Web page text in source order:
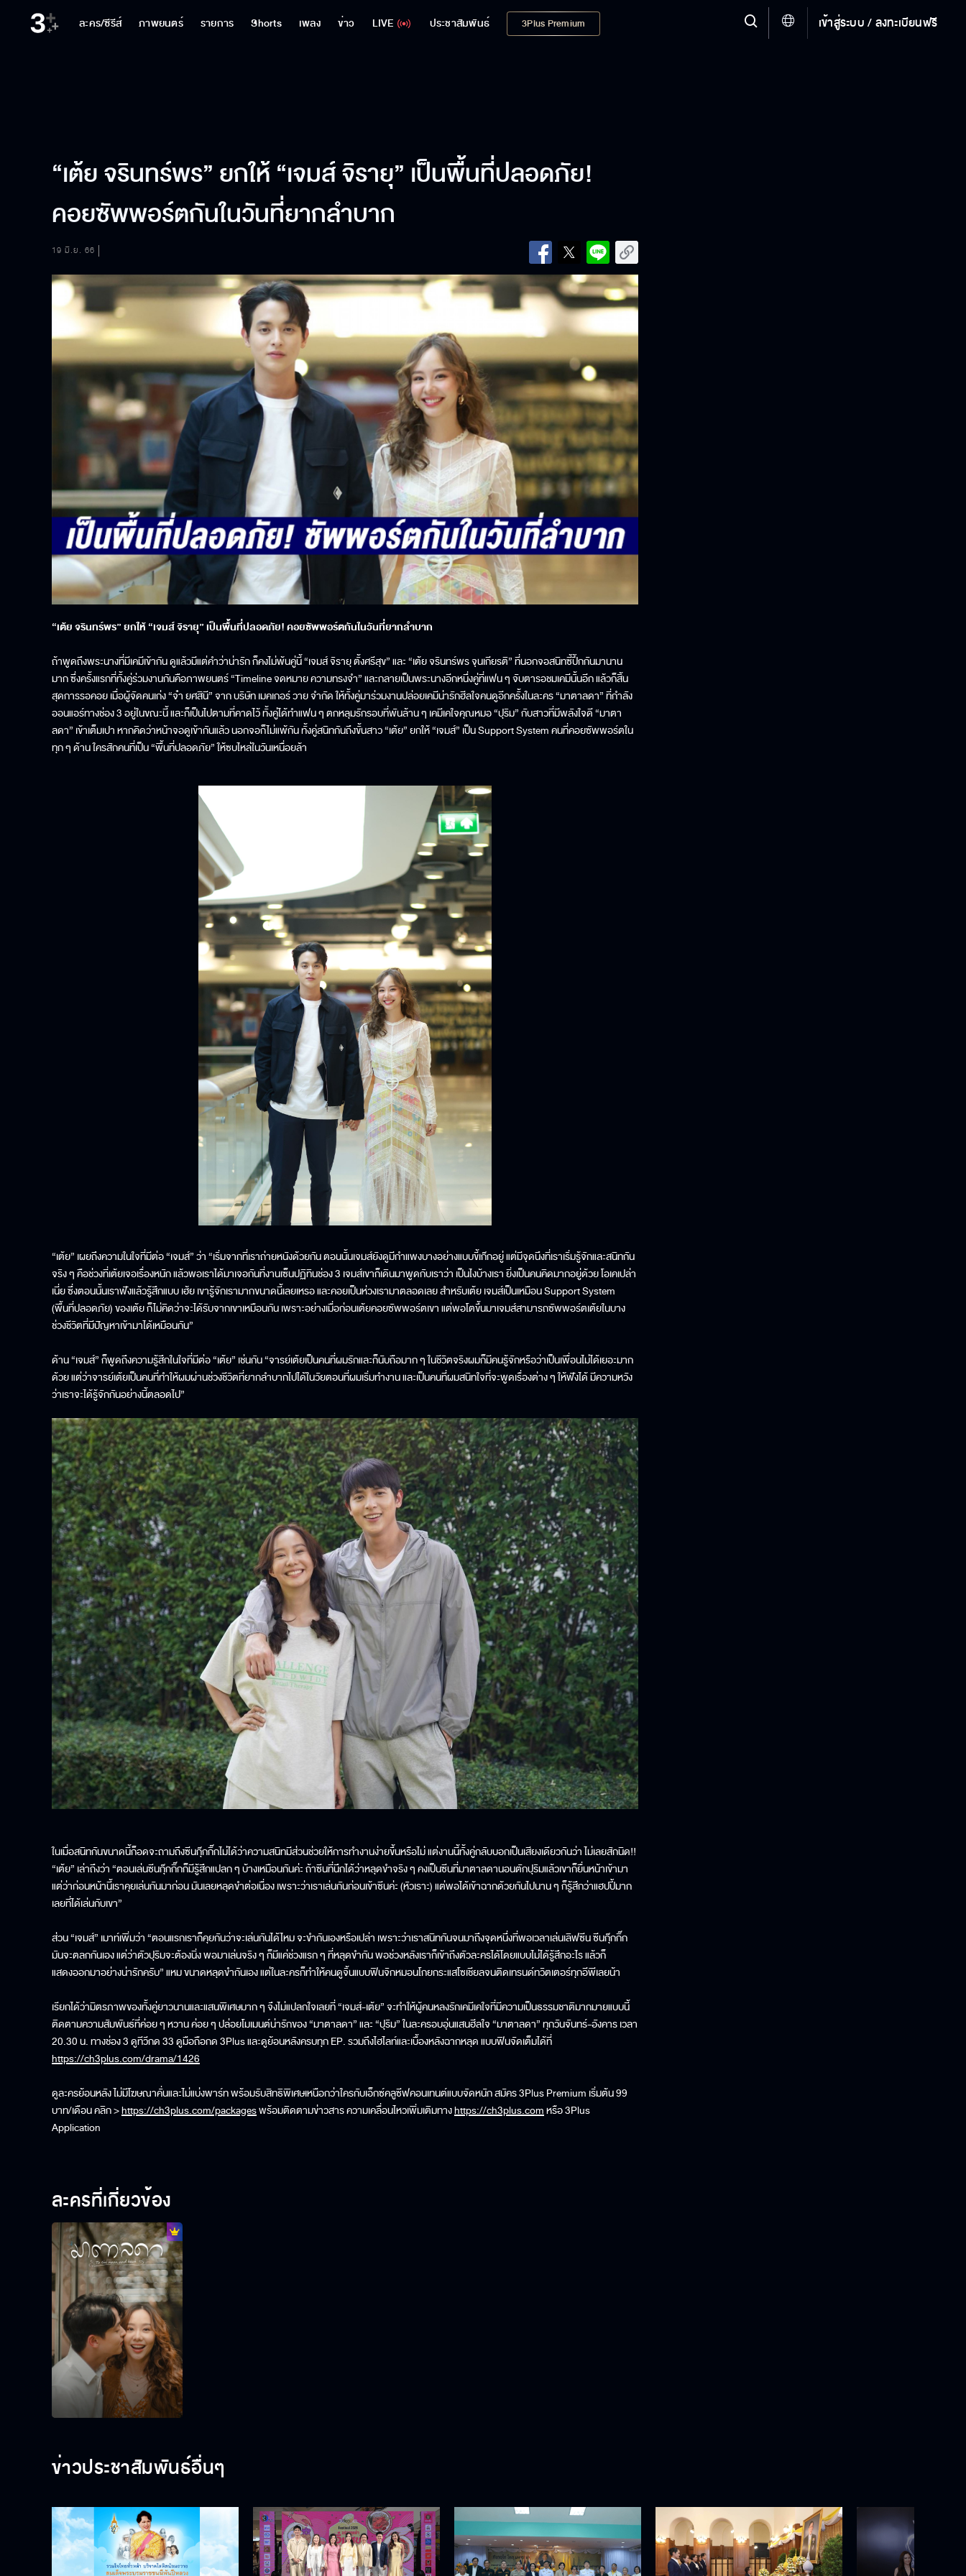
ละคร/ซีรีส์ ภาพยนตร์ รายการ Shorts เพลง ข่าว LIVE ประชาสัมพันธ์ 3Plus Premium เข้าสู่ระบบ / ลงทะเบียนฟรี
“เต้ย จรินทร์พร” ยกให้ “เจมส์ จิรายุ” เป็นพื้นที่ปลอดภัย!
คอยซัพพอร์ตกันในวันที่ยากลำบาก
19 มิ.ย. 66
“เต้ย จรินทร์พร” ยกให้ “เจมส์ จิรายุ” เป็นพื้นที่ปลอดภัย! คอยซัพพอร์ตกันในวันที่ยากลำบาก
ถ้าพูดถึงพระนางที่มีเคมีเข้ากัน ดูแล้วมีแต่คำว่าน่ารัก ก็คงไม่พ้นคู่นี้ “เจมส์ จิรายุ ตั้งศรีสุข” และ “เต้ย จรินทร์พร จุนเกียรติ” ที่นอกจอสนิทซี้ปึ้กกันมานาน
มาก ซึ่งครั้งแรกที่ทั้งคู่ร่วมงานกันคือภาพยนตร์ “Timeline จดหมาย ความทรงจำ” และกลายเป็นพระนางอีกหนึ่งคู่ที่แฟน ๆ จับตารอชมเคมีนั้นอีก แล้วก็สิ้น
สุดการรอคอย เมื่อผู้จัดคนเก่ง “จ๋า ยศสินี” จาก บริษัท เมคเกอร์ วาย จำกัด ให้ทั้งคู่มาร่วมงานปล่อยเคมีน่ารักฮีลใจคนดูอีกครั้งในละคร “มาตาลดา” ที่กำลัง
ออนแอร์ทางช่อง 3 อยู่ในขณะนี้ และก็เป็นไปตามที่คาดไว้ ทั้งคู่ได้ทำแฟน ๆ ตกหลุมรักรอบที่พันล้าน ๆ เคมีเคใจคุณหมอ “ปุริม” กับสาวที่มีพลังใจดี “มาตา
ลดา” เข้าเต็มเปา หากคิดว่าหน้าจอดูเข้ากันแล้ว นอกจอก็ไม่แพ้กัน ทั้งคู่สนิทกันถึงขั้นสาว “เต้ย” ยกให้ “เจมส์” เป็น Support System คนที่คอยซัพพอร์ตใน
ทุก ๆ ด้าน ใครสักคนที่เป็น “พื้นที่ปลอดภัย” ให้ซบไหล่ในวันเหนื่อยล้า
“เต้ย” เผยถึงความในใจที่มีต่อ “เจมส์” ว่า “เริ่มจากที่เราถ่ายหนังด้วยกัน ตอนนั้นเจมส์ยังดูมีกำแพงบางอย่างแบบขี้เก๊กอยู่ แต่มีจุดนึงที่เราเริ่มรู้จักและสนิทกัน
จริง ๆ คือช่วงที่เต้ยเจอเรื่องหนัก แล้วพอเราได้มาเจอกันที่งานเซ็นปฏิทินช่อง 3 เจมส์เขาก็เดินมาพูดกับเราว่า เป็นไงบ้างเรา ยิ่งเป็นคนคิดมากอยู่ด้วย โอเคเปล่า
เนี่ย ซึ่งตอนนั้นเราฟังแล้วรู้สึกแบบ เฮ้ย เขารู้จักเรามากขนาดนี้เลยเหรอ และคอยเป็นห่วงเรามาตลอดเลย สำหรับเต้ย เจมส์เป็นเหมือน Support System
(พื้นที่ปลอดภัย) ของเต้ย ก็ไม่คิดว่าจะได้รับจากเขาเหมือนกัน เพราะอย่างเมื่อก่อนเต้ยคอยซัพพอร์ตเขา แต่พอโตขึ้นมาเจมส์สามารถซัพพอร์ตเต้ยในบาง
ช่วงชีวิตที่มีปัญหาเข้ามาได้เหมือนกัน”
ด้าน “เจมส์” ก็พูดถึงความรู้สึกในใจที่มีต่อ “เต้ย” เช่นกัน “จารย์เต้ยเป็นคนที่ผมรักและก็นับถือมาก ๆ ในชีวิตจริงผมก็มีคนรู้จักหรือว่าเป็นเพื่อนไม่ได้เยอะมาก
ด้วย แต่ว่าจารย์เต้ยเป็นคนที่ทำให้ผมผ่านช่วงชีวิตที่ยากลำบากไปได้ในวัยตอนที่ผมเริ่มทำงาน และเป็นคนที่ผมสนิทใจที่จะพูดเรื่องต่าง ๆ ให้ฟังได้ มีความหวัง
ว่าเราจะได้รู้จักกันอย่างนี้ตลอดไป”
ในเมื่อสนิทกันขนาดนี้ก็อดจะถามถึงซีนกุ๊กกิ๊กไม่ได้ว่าความสนิทมีส่วนช่วยให้การทำงานง่ายขึ้นหรือไม่ แต่งานนี้ทั้งคู่กลับบอกเป็นเสียงเดียวกันว่า ไม่เลยสักนิด!!
“เต้ย” เล่าถึงว่า “ตอนเล่นซีนกุ๊กกิ๊กก็มีรู้สึกแปลก ๆ บ้างเหมือนกันค่ะ ถ้าซีนที่นึกได้ว่าหลุดขำจริง ๆ คงเป็นซีนที่มาตาลดานอนตักปุริมแล้วเขาก็ยื่นหน้าเข้ามา
แต่ว่าก่อนหน้านี้เราคุยเล่นกันมาก่อน มันเลยหลุดขำต่อเนื่อง เพราะว่าเราเล่นกันก่อนเข้าซีนค่ะ (หัวเราะ) แต่พอได้เข้าฉากด้วยกันไปนาน ๆ ก็รู้สึกว่าแฮปปี้มาก
เลยที่ได้เล่นกับเขา”
ส่วน “เจมส์” เมาท์เพิ่มว่า “ตอนแรกเราก็คุยกันว่าจะเล่นกันได้ไหม จะขำกันเองหรือเปล่า เพราะว่าเราสนิทกันจนมาถึงจุดหนึ่งที่พอเวลาเล่นเลิฟซีน ซีนกุ๊กกิ๊ก
มันจะตลกกันเอง แต่ว่าตัวปุริมจะต้องนิ่ง พอมาเล่นจริง ๆ ก็มีแค่ช่วงแรก ๆ ที่หลุดขำกัน พอช่วงหลังเราก็เข้าถึงตัวละครได้โดยแบบไม่ได้รู้สึกอะไร แล้วก็
แสดงออกมาอย่างน่ารักครับ” แหม ขนาดหลุดขำกันเอง แต่ในละครก็ทำให้คนดูจิ้นแบบฟินจิกหมอนโกยกระแสโซเชียลจนติดเทรนด์ทวิตเตอร์ทุกอีพีเลยน้า
เรียกได้ว่ามิตรภาพของทั้งคู่ยาวนานและแสนพิเศษมาก ๆ จึงไม่แปลกใจเลยที่ “เจมส์-เต้ย” จะทำให้ผู้คนหลงรักเคมีเคใจที่มีความเป็นธรรมชาติมากมายแบบนี้
ติดตามความสัมพันธ์ที่ค่อย ๆ หวาน ค่อย ๆ ปล่อยโมเมนต์น่ารักของ “มาตาลดา” และ “ปุริม” ในละครอบอุ่นแสนฮีลใจ “มาตาลดา” ทุกวันจันทร์-อังคาร เวลา
20.30 น. ทางช่อง 3 ดูทีวีกด 33 ดูมือถือกด 3Plus และดูย้อนหลังครบทุก EP. รวมถึงไฮไลท์และเบื้องหลังฉากหลุด แบบฟินจัดเต็มได้ที่
https://ch3plus.com/drama/1426
ดูละครย้อนหลัง ไม่มีโฆษณาคั่นและไม่แบ่งพาร์ท พร้อมรับสิทธิพิเศษเหนือกว่าใครกับเอ็กซ์คลูซีฟคอนเทนต์แบบจัดหนัก สมัคร 3Plus Premium เริ่มต้น 99
บาท/เดือน คลิก >https://ch3plus.com/packagesพร้อมติดตามข่าวสาร ความเคลื่อนไหวเพิ่มเติมทางhttps://ch3plus.comหรือ 3Plus
Application
ละครที่เกี่ยวข้อง
ข่าวประชาสัมพันธ์อื่นๆ